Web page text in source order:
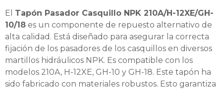
El Tapón Pasador Casquillo NPK 210A/H-12XE/GH-
10/18 es un componente de repuesto alternativo de
alta calidad. Está diseñado para asegurar la correcta
fijación de los pasadores de los casquillos en diversos
martillos hidráulicos NPK. Es compatible con los
modelos 210A, H-12XE, GH-10 y GH-18. Este tapón ha
sido fabricado con materiales robustos. Esto garantiza